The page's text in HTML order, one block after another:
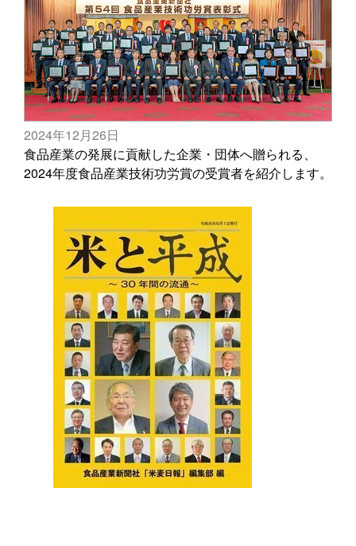
2024年12月26日
食品産業の発展に貢献した企業・団体へ贈られる、
2024年度食品産業技術功労賞の受賞者を紹介します。